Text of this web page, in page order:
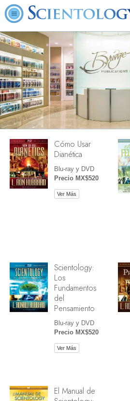
Cómo Usar
Dianética
Blu-ray y DVD
Precio MX$520
Ver Más
Scientology:
Los
Fundamentos
del
Pensamiento
Blu-ray y DVD
Precio MX$520
Ver Más
El Manual de